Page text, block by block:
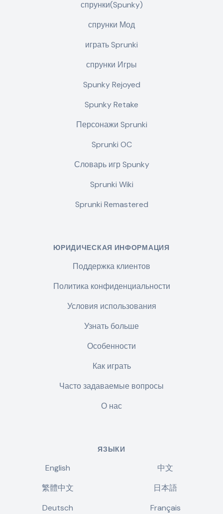
спрунки(Spunky)
спрунки Мод
играть Sprunki
спрунки Игры
Spunky Rejoyed
Spunky Retake
Персонажи Sprunki
Sprunki OC
Словарь игр Spunky
Sprunki Wiki
Sprunki Remastered
ЮРИДИЧЕСКАЯ ИНФОРМАЦИЯ
Поддержка клиентов
Политика конфиденциальности
Условия использования
Узнать больше
Особенности
Как играть
Часто задаваемые вопросы
О нас
ЯЗЫКИ
English
中文
繁體中文
日本語
Deutsch
Français